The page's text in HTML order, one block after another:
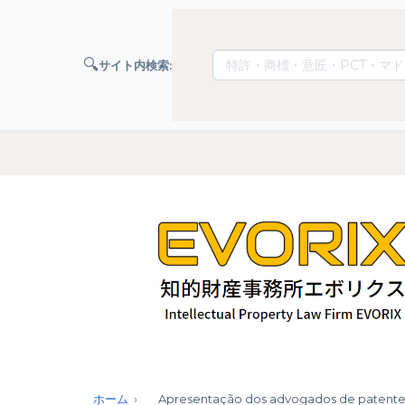
🔍サイト内検索:
ホーム Apresentação dos advogados de